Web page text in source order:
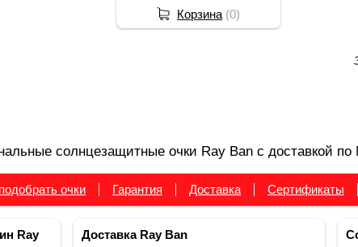
солнцезащитные очки Ray Ban с доставкой
очки Гарантия Доставка Сертификаты
Ray
Доставка Ray Ban
Корзина (0)